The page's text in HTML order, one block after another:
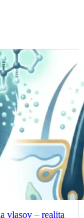
vlasov – realita